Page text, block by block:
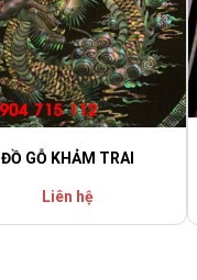
ĐỒ GỖ KHẢM TRAI
Liên hệ